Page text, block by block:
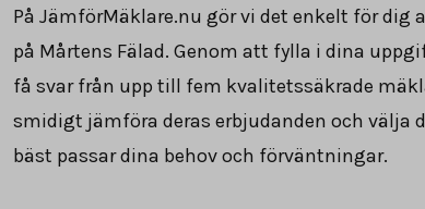
På JämförMäklare.nu gör vi det enkelt för dig
på Mårtens Fälad. Genom att fylla i dina
få svar från upp till fem kvalitetssäkrade
smidigt jämföra deras erbjudanden och välja
bäst passar dina behov och förväntningar.